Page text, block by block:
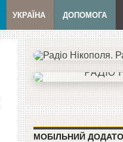
УКРАЇНА ДОПОМОГА
МОБІЛЬНИЙ